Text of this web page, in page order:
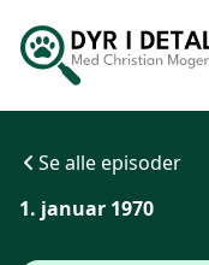
Se alle episoder
1. januar 1970